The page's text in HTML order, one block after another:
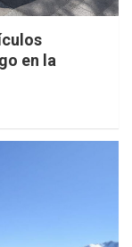
en la